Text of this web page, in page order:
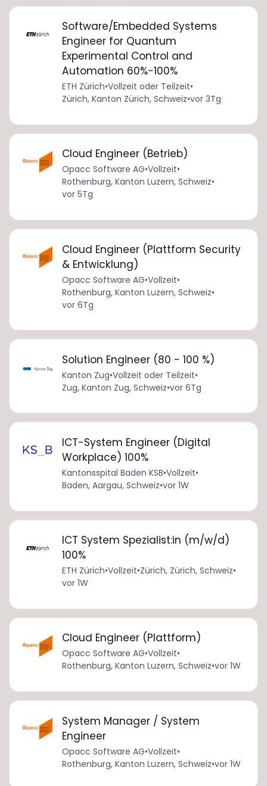
Software/Embedded Systems
Engineer for Quantum
Experimental Control and
Automation 60%-100%
ETH Zürich•Vollzeit oder Teilzeit•
Zürich, Kanton Zürich, Schweiz•vor 3Tg
Cloud Engineer (Betrieb)
Opacc Software AG•Vollzeit•
Rothenburg, Kanton Luzern, Schweiz•
vor 5Tg
Cloud Engineer (Plattform Security
& Entwicklung)
Opacc Software AG•Vollzeit•
Rothenburg, Kanton Luzern, Schweiz•
vor 6Tg
Solution Engineer (80 - 100 %)
Kanton Zug•Vollzeit oder Teilzeit•
Zug, Kanton Zug, Schweiz•vor 6Tg
ICT-System Engineer (Digital
Workplace) 100%
Kantonsspital Baden KSB•Vollzeit•
Baden, Aargau, Schweiz•vor 1W
ICT System Spezialist:in (m/w/d)
100%
ETH Zürich•Vollzeit•Zürich, Zürich, Schweiz•
vor 1W
Cloud Engineer (Plattform)
Opacc Software AG•Vollzeit•
Rothenburg, Kanton Luzern, Schweiz•vor 1W
System Manager / System
Engineer
Opacc Software AG•Vollzeit•
Rothenburg, Kanton Luzern, Schweiz•vor 1W